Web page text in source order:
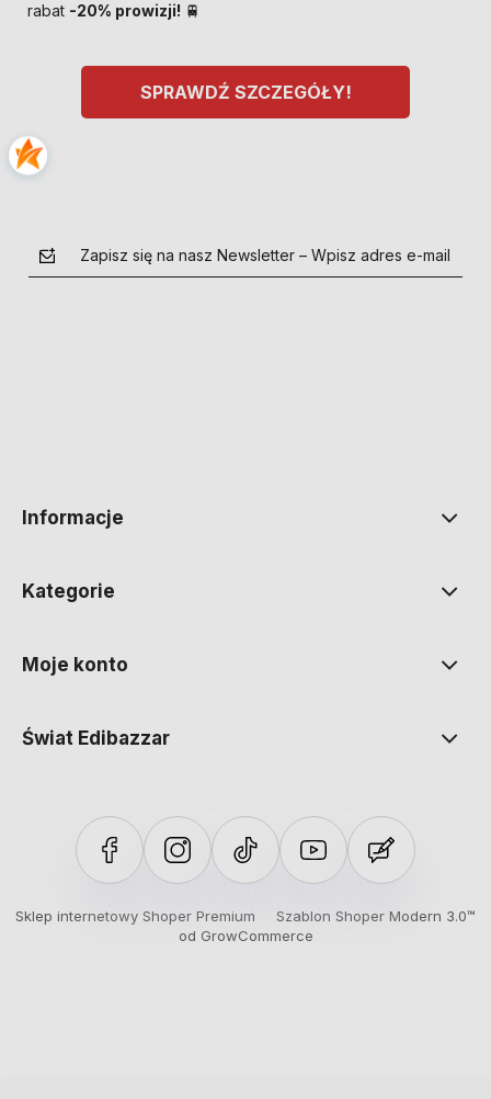
rabat -20% prowizji! 🚆
SPRAWDŹ SZCZEGÓŁY!
Zapisz się na nasz Newsletter – Wpisz adres e-mail
Informacje
Kategorie
Moje konto
Świat Edibazzar
Sklep internetowy Shoper Premium
Szablon Shoper Modern 3.0™
od GrowCommerce